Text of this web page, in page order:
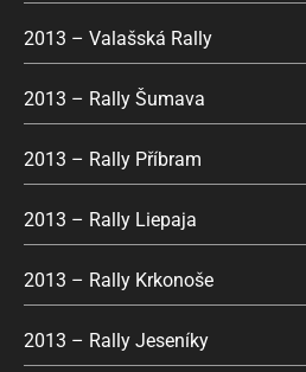
2013 – Valašská Rally
2013 – Rally Šumava
2013 – Rally Příbram
2013 – Rally Liepaja
2013 – Rally Krkonoše
2013 – Rally Jeseníky